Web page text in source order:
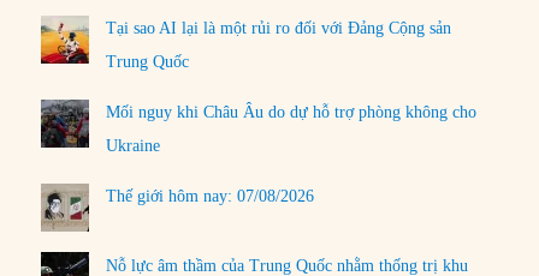
Tại sao AI lại là một rủi ro đối với Đảng Cộng sản
Trung Quốc
Mối nguy khi Châu Âu do dự hỗ trợ phòng không cho
Ukraine
Thế giới hôm nay: 07/08/2026
Nỗ lực âm thầm của Trung Quốc nhằm thống trị khu